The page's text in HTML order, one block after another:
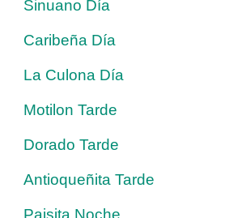
Sinuano Día
Caribeña Día
La Culona Día
Motilon Tarde
Dorado Tarde
Antioqueñita Tarde
Paisita Noche